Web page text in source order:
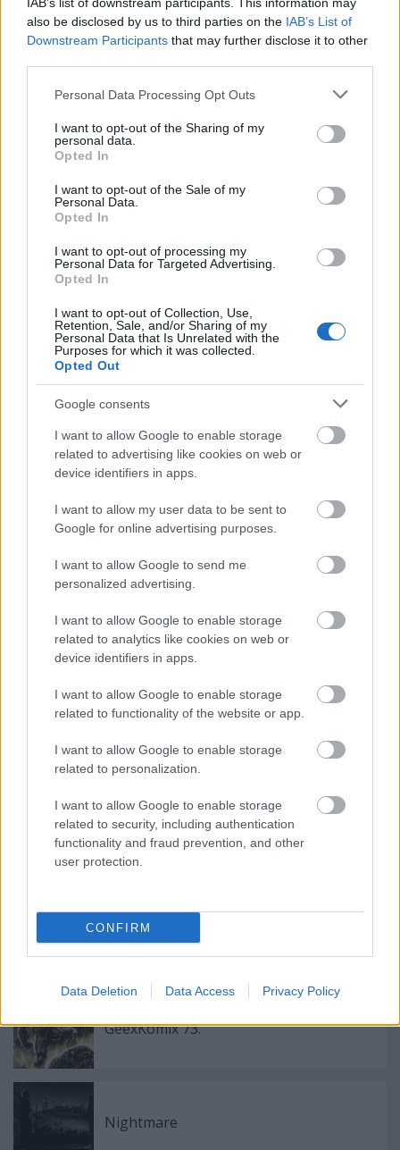
also be disclosed by us to third parties on the IAB’s List of
Downstream Participants that may further disclose it to other
Please note that this website/app uses one or more Google
not limited to your visit or usage behaviour. You may click to
grant or deny consent to Google and its third-party tags to
use your data for below specified purposes in below Google
consent section.
Personal Data Processing Opt Outs
I want to opt-out of the Sharing of my
personal data.
Opted In
I want to opt-out of the Sale of my
Personal Data.
Opted In
I want to opt-out of processing my
Personal Data for Targeted Advertising.
Opted In
I want to opt-out of Collection, Use,
Retention, Sale, and/or Sharing of my
Personal Data that Is Unrelated with the
Purposes for which it was collected.
Opted Out
Google consents
I want to allow Google to enable storage
related to advertising like cookies on web or
device identifiers in apps.
I want to allow my user data to be sent to
Google for online advertising purposes.
I want to allow Google to send me
personalized advertising.
I want to allow Google to enable storage
related to analytics like cookies on web or
device identifiers in apps.
I want to allow Google to enable storage
related to functionality of the website or app.
I want to allow Google to enable storage
related to personalization.
I want to allow Google to enable storage
related to security, including authentication
functionality and fraud prevention, and other
user protection.
CONFIRM
Data Deletion Data Access Privacy Policy
csaj” legendáját összefoglaló eszmefuttatása bízvást
lehetne a 21. század nőneműinek háziáldása), a
volna” felszabadító kárörömével nyihog föl, amikor
másik kisebb-nagyobb (de legtöbbször azért
hétköznapi) aljasságát. (E mögött is a remekül
hogy szinte végig képes pingpongozni az olvasó
rokonszenvével, ide-oda dobálni azt a két főhős
ahogy korábban is emlegettem) az egész ügyben van
annyi ismerős elem, hogy mostantól bármilyen
idillinek indult vagy annak tűnő kapcsolathoz
könnyedén társíthassunk egy pesszimista olvasatot.
Így aztán még az az érzelgősség határát súroló
köszönetnyilvánítás is baljós kicsengésű lesz, amit
Flynn a kötet végén a férjének címez. Ami engem
illet, mégse az illúziókba klumpával beletaposás
effektusában keresném a regény lényegét. Fogjuk föl
inkább úgy, hogy Flynn egyszerűen csak
végiggombolyította azt a szálat, amit mi egy-egy
ösztönösen előtoluló, „te mindig”-kezdetű
nem kell. A Holtodiglan ugyanis megmutatta, hol
lehet a vége a pitiáner torzsalkodásnak.
*Flynn könyvében ugyan nincs King-ajánló, de
lehetne!
Ajánlott bejegyzések:
Párbaj
Batman: Strange Days
GeexKomix 73.
Nightmare